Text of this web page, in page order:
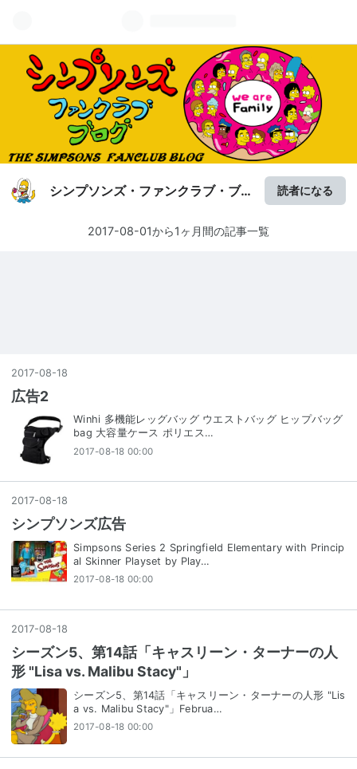
シンプソンズ・ファンクラブ・ブ
読者になる
2017-08-01から1ヶ月間の記事一覧
2017-08-18
広告2
Winhi 多機能レッグバッグ ウエストバッグ ヒップバッグ
bag 大容量ケース ポリエス…
2017-08-18 00:00
2017-08-18
シンプソンズ広告
Simpsons Series 2 Springfield Elementary with Princip
al Skinner Playset by Play…
2017-08-18 00:00
2017-08-18
シーズン5、第14話「キャスリーン・ターナーの人
形 "Lisa vs. Malibu Stacy"」
シーズン5、第14話「キャスリーン・ターナーの人形 "Lis
a vs. Malibu Stacy"」Februa…
2017-08-18 00:00